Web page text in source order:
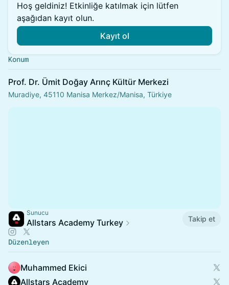
Hoş geldiniz! Etkinliğe katılmak için lütfen
aşağıdan kayıt olun.
Kayıt ol
Konum
Prof. Dr. Ümit Doğay Arınç Kültür Merkezi
Muradiye, 45110 Manisa Merkez/Manisa, Türkiye
Sunucu
Allstars Academy Turkey Takip et
Düzenleyen
Muhammed Ekici
Allstars Academy